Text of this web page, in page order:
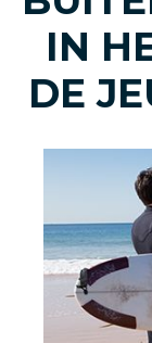
IN
DE